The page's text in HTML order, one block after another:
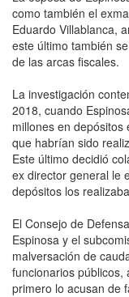
como también el
Eduardo Villablanca,
este último también
de las arcas fiscales.
La investigación
2018, cuando
millones en
que habrían sido
Este último decidió
ex director general le
depósitos los
El Consejo de
Espinosa y el
malversación de
funcionarios públicos,
primero lo acusan de